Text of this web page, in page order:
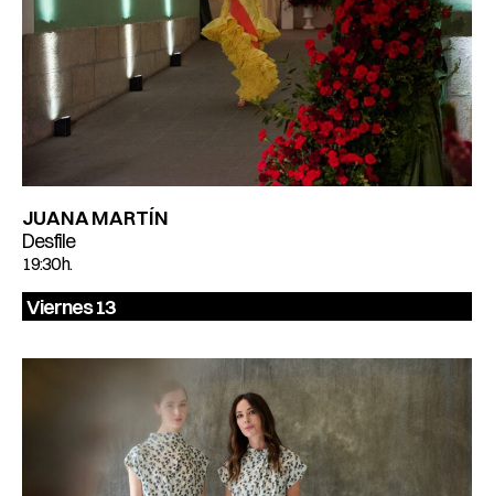
JUANA MARTÍN
Desfile
19:30 h.
Viernes 13